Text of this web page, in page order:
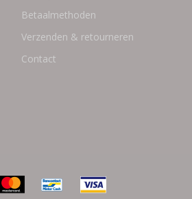
Betaalmethoden
Verzenden & retourneren
Contact